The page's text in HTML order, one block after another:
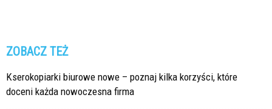
ZOBACZ TEŻ
Kserokopiarki biurowe nowe – poznaj kilka korzyści, które
doceni każda nowoczesna firma